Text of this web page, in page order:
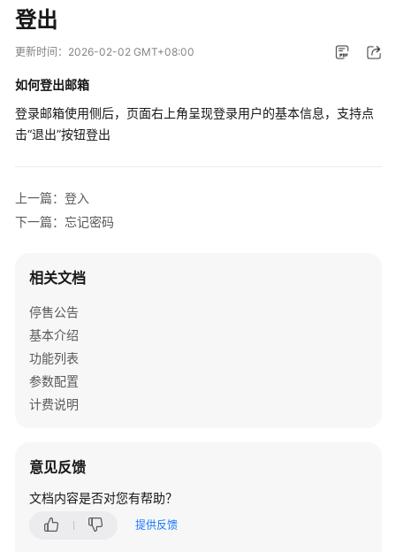
服
务
告
产
品
快
门
管
理
端
指
南
户
指
登出
更新时间： 2026-02-02 GMT+08:00
如何登出邮箱
登录邮箱使用侧后，页面右上角呈现登录用户的基本信息，支持点
击“退出”按钮登出
上一篇：登入
下一篇：忘记密码
相关文档
停售公告
基本介绍
功能列表
参数配置
计费说明
意见反馈
文档内容是否对您有帮助？
提供反馈